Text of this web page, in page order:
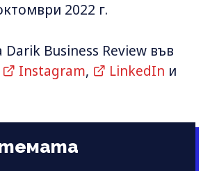
2022 г.
Business Review във
Instagram, LinkedIn и